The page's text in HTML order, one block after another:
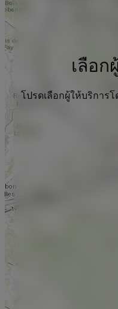
เลือก
โปรดเลือกผู้ให้บริการ